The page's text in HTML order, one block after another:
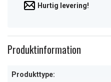
Hurtig levering!
Produktinformation
Produkttype: